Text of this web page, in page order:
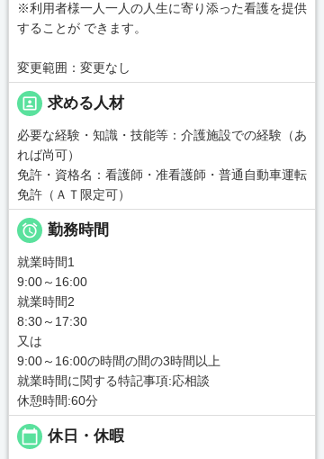
※利用者様一人一人の人生に寄り添った看護を提供
することが できます。
変更範囲：変更なし
portrait 求める人材
必要な経験・知識・技能等：介護施設での経験（あ
れば尚可）
免許・資格名：看護師・准看護師・普通自動車運転
免許（ＡＴ限定可）
 勤務時間
就業時間1
9:00～16:00
就業時間2
8:30～17:30
又は
9:00～16:00の時間の間の3時間以上
就業時間に関する特記事項:応相談
休憩時間:60分
calendar_today 休日・休暇